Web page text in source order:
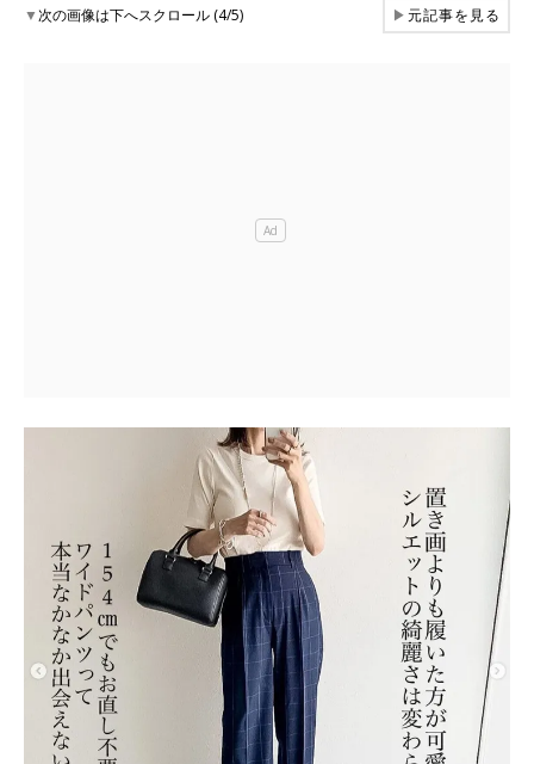
▼次の画像は下へスクロール (4/5) ▶元記事を見る